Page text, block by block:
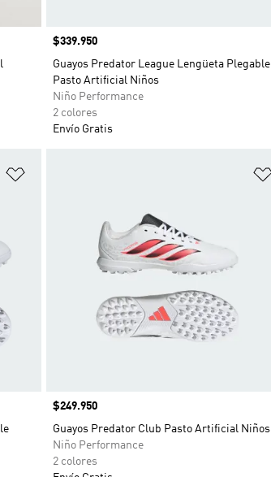
Precio
$339.950
Guayos Predator League Lengüeta Plegable
Pasto Artificial Niños
Niño Performance
2 colores
Envío Gratis
Precio
$249.950
Guayos Predator Club Pasto Artificial Niños
Niño Performance
2 colores